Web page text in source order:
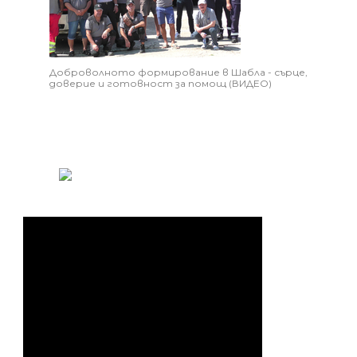
Доброволното формирование в Шабла - сърце,
доверие и готовност за помощ (ВИДЕО)